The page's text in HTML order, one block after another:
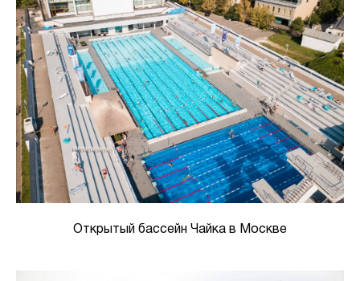
Открытый бассейн Чайка в Москве